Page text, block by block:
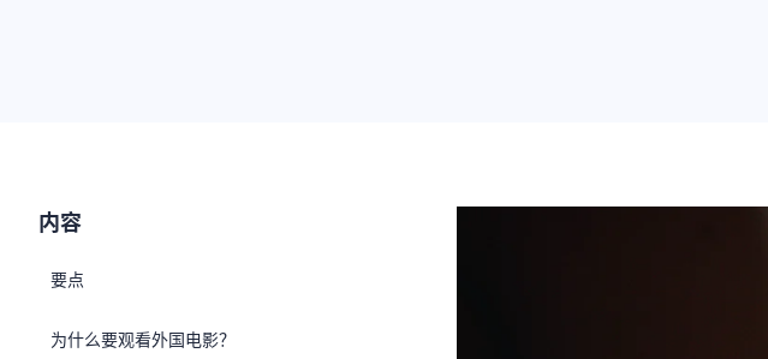
内容
要点
为什么要观看外国电影？